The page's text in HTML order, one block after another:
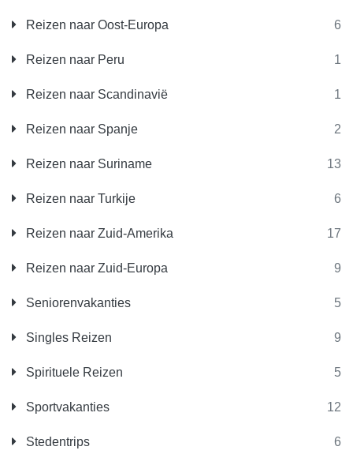
Reizen naar Oost-Europa 6
Reizen naar Peru 1
Reizen naar Scandinavië 1
Reizen naar Spanje 2
Reizen naar Suriname 13
Reizen naar Turkije 6
Reizen naar Zuid-Amerika 17
Reizen naar Zuid-Europa 9
Seniorenvakanties 5
Singles Reizen 9
Spirituele Reizen 5
Sportvakanties 12
Stedentrips 6